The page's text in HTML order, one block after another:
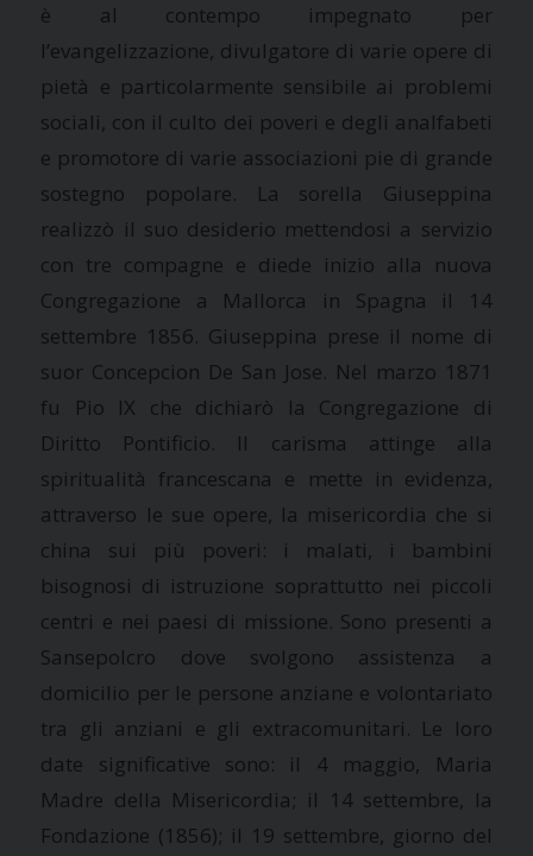
è al contempo impegnato per
l’evangelizzazione, divulgatore di varie opere di
pietà e particolarmente sensibile ai problemi
sociali, con il culto dei poveri e degli analfabeti
e promotore di varie associazioni pie di grande
sostegno popolare. La sorella Giuseppina
realizzò il suo desiderio mettendosi a servizio
con tre compagne e diede inizio alla nuova
Congregazione a Mallorca in Spagna il 14
settembre 1856. Giuseppina prese il nome di
suor Concepcion De San Jose. Nel marzo 1871
fu Pio IX che dichiarò la Congregazione di
Diritto Pontificio. Il carisma attinge alla
spiritualità francescana e mette in evidenza,
attraverso le sue opere, la misericordia che si
china sui più poveri: i malati, i bambini
bisognosi di istruzione soprattutto nei piccoli
centri e nei paesi di missione. Sono presenti a
Sansepolcro dove svolgono assistenza a
domicilio per le persone anziane e volontariato
tra gli anziani e gli extracomunitari. Le loro
date significative sono: il 4 maggio, Maria
Madre della Misericordia; il 14 settembre, la
Fondazione (1856); il 19 settembre, giorno del